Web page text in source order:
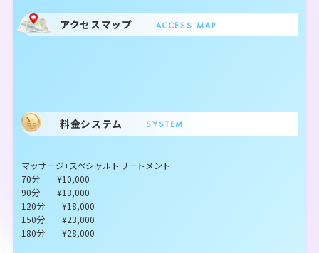
アクセスマップ ACCESS MAP
料金システム SYSTEM
マッサージ+スペシャルトリートメント
70分 ¥10,000
90分 ¥13,000
120分 ¥18,000
150分 ¥23,000
180分 ¥28,000